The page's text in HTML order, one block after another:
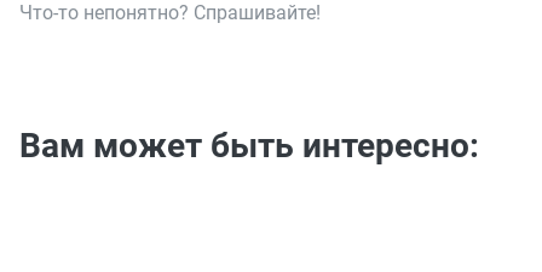
Что-то непонятно? Спрашивайте!
Вам может быть интересно: